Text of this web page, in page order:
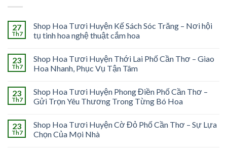
27
Th7
Shop Hoa Tươi Huyện Kế Sách Sóc Trăng – Nơi hội
tụ tinh hoa nghệ thuật cắm hoa
23
Th7
Shop Hoa Tươi Huyện Thới Lai Phố Cần Thơ – Giao
Hoa Nhanh, Phục Vụ Tận Tâm
23
Th7
Shop Hoa Tươi Huyện Phong Điền Phố Cần Thơ –
Gửi Trọn Yêu Thương Trong Từng Bó Hoa
23
Th7
Shop Hoa Tươi Huyện Cờ Đỏ Phố Cần Thơ – Sự Lựa
Chọn Của Mọi Nhà